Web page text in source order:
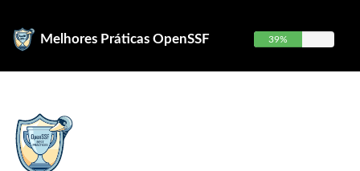
Melhores Práticas OpenSSF 39%